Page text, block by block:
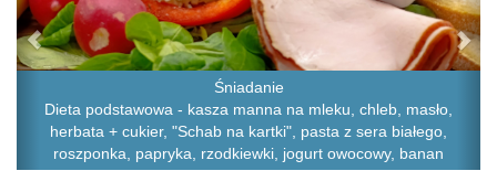
Śniadanie
Dieta podstawowa - kasza manna na mleku, chleb, masło,
herbata + cukier, "Schab na kartki", pasta z sera białego,
roszponka, papryka, rzodkiewki, jogurt owocowy, banan